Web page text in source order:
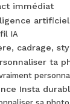
immédiat
IA
cadrage,
ta
Insta